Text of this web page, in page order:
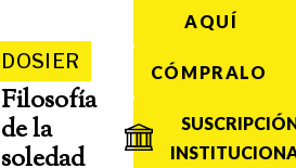
DOSIER
Filosofía
de la
soledad
AQUÍ
CÓMPRALO